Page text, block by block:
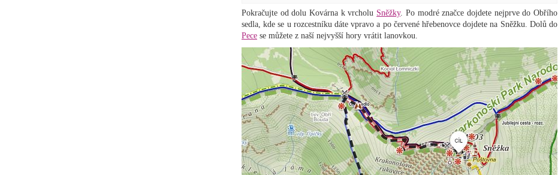
Pokračujte od dolu Kovárna k vrcholu Sněžky. Po modré značce dojdete nejprve do Obřího
sedla, kde se u rozcestníku dáte vpravo a po červené hřebenovce dojdete na Sněžku. Dolů do
Pece se můžete z naší nejvyšší hory vrátit lanovkou.